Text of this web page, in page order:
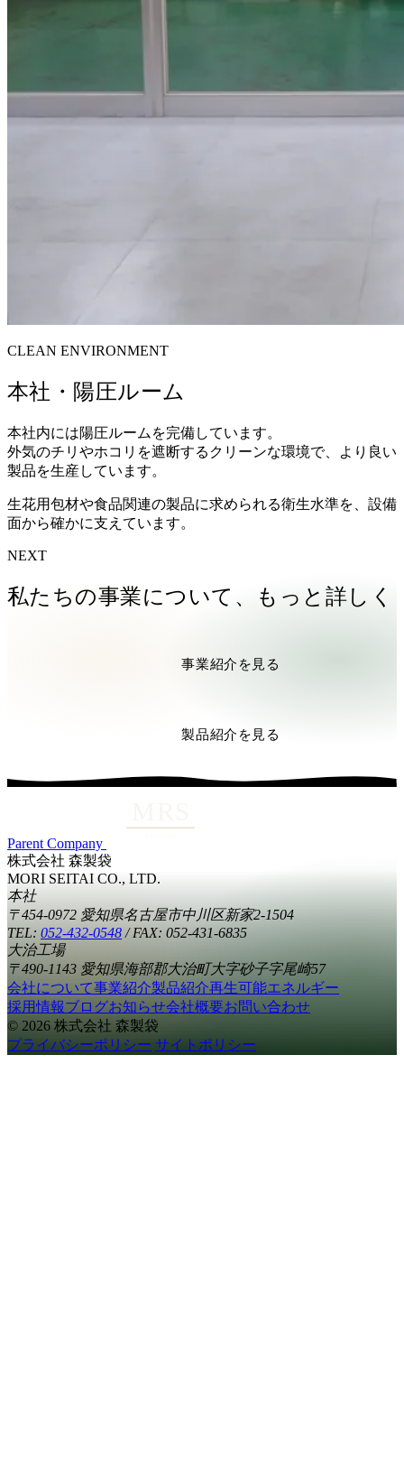
CLEAN ENVIRONMENT
本社・陽圧ルーム
本社内には陽圧ルームを完備しています。
外気のチリやホコリを遮断するクリーンな環境で、より良い
製品を生産しています。
生花用包材や食品関連の製品に求められる衛生水準を、設備
面から確かに支えています。
NEXT
私たちの事業について、もっと詳しく
事業紹介を見る
製品紹介を見る
Parent Company
株式会社 森製袋
MORI SEITAI CO., LTD.
本社
〒454-0972 愛知県名古屋市中川区新家2-1504
TEL: 052-432-0548 /FAX: 052-431-6835
大治工場
〒490-1143 愛知県海部郡大治町大字砂子字尾崎57
会社について事業紹介製品紹介再生可能エネルギー
採用情報ブログお知らせ会社概要お問い合わせ
© 2026 株式会社 森製袋
プライバシーポリシー サイトポリシー